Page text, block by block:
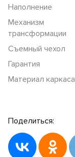
Наполнение
Механизм
трансформации
Съемный чехол
Гарантия
Материал каркаса
Поделиться: